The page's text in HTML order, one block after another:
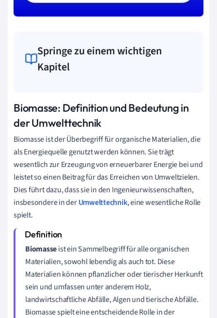
Springe zu einem wichtigen
Kapitel
Biomasse: Definition und Bedeutung in
der Umwelttechnik
Biomasse ist der Überbegriff für organische Materialien, die
als Energiequelle genutzt werden können. Sie trägt
wesentlich zur Erzeugung von erneuerbarer Energie bei und
leistet so einen Beitrag für das Erreichen von Umweltzielen.
Dies führt dazu, dass sie in den Ingenieurwissenschaften,
insbesondere in derUmwelttechnik, eine wesentliche Rolle
spielt.
Biomasseist ein Sammelbegriff für alle organischen
Materialien, sowohl lebendig als auch tot. Diese
Materialien können pflanzlicher oder tierischer Herkunft
sein und umfassen unter anderem Holz,
landwirtschaftliche Abfälle, Algen und tierische Abfälle.
Biomasse spielt eine entscheidende Rolle in der